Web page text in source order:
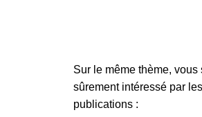
Sur le même thème, vous
sûrement intéressé par les
publications :